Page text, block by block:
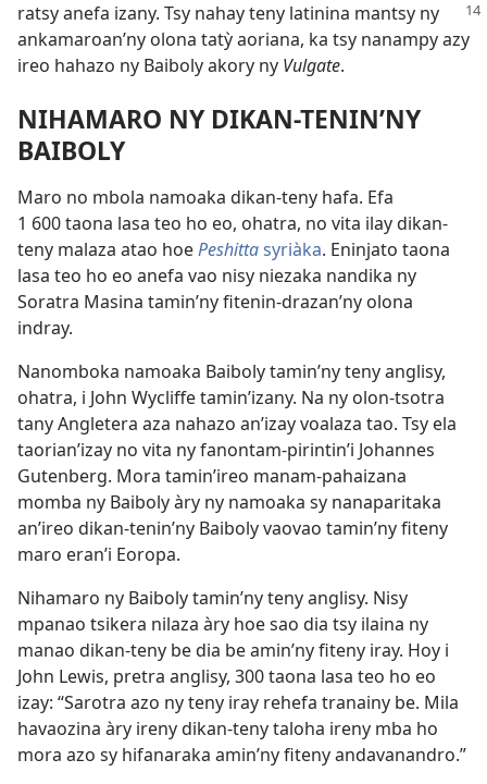
ratsy anefa izany. Tsy nahay teny latinina mantsy ny
ankamaroan’ny olona tatỳ aoriana, ka tsy nanampy azy
ireo hahazo ny Baiboly akory ny Vulgate.
NIHAMARO NY DIKAN-TENIN’NY
BAIBOLY
Maro no mbola namoaka dikan-teny hafa. Efa
1 600 taona lasa teo ho eo, ohatra, no vita ilay dikan-
teny malaza atao hoePeshittasyriàka. Eninjato taona
lasa teo ho eo anefa vao nisy niezaka nandika ny
Soratra Masina tamin’ny fitenin-drazan’ny olona
indray.
Nanomboka namoaka Baiboly tamin’ny teny anglisy,
ohatra, i John Wycliffe tamin’izany. Na ny olon-tsotra
tany Angletera aza nahazo an’izay voalaza tao. Tsy ela
taorian’izay no vita ny fanontam-pirintin’i Johannes
Gutenberg. Mora tamin’ireo manam-pahaizana
momba ny Baiboly àry ny namoaka sy nanaparitaka
an’ireo dikan-tenin’ny Baiboly vaovao tamin’ny fiteny
maro eran’i Eoropa.
Nihamaro ny Baiboly tamin’ny teny anglisy. Nisy
mpanao tsikera nilaza àry hoe sao dia tsy ilaina ny
manao dikan-teny be dia be amin’ny fiteny iray. Hoy i
John Lewis, pretra anglisy, 300 taona lasa teo ho eo
izay: “Sarotra azo ny teny iray rehefa tranainy be. Mila
havaozina àry ireny dikan-teny taloha ireny mba ho
mora azo sy hifanaraka amin’ny fiteny andavanandro.”